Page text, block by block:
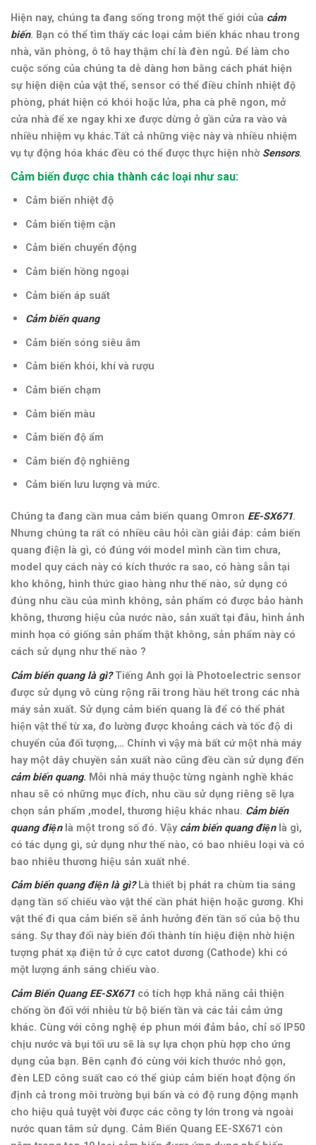
Hiện nay, chúng ta đang sống trong một thế giới của cảm
biến. Bạn có thể tìm thấy các loại cảm biến khác nhau trong
nhà, văn phòng, ô tô hay thậm chí là đèn ngủ. Để làm cho
cuộc sống của chúng ta dễ dàng hơn bằng cách phát hiện
sự hiện diện của vật thể, sensor có thể điều chỉnh nhiệt độ
phòng, phát hiện có khói hoặc lửa, pha cà phê ngon, mở
cửa nhà để xe ngay khi xe được dừng ở gần cửa ra vào và
nhiều nhiệm vụ khác.Tất cả những việc này và nhiều nhiệm
vụ tự động hóa khác đều có thể được thực hiện nhờ Sensors.
Cảm biến được chia thành các loại như sau:
Cảm biến nhiệt độ
Cảm biến tiệm cận
Cảm biến chuyển động
Cảm biến hồng ngoại
Cảm biến áp suất
Cảm biến quang
Cảm biến sóng siêu âm
Cảm biến khói, khí và rượu
Cảm biến chạm
Cảm biến màu
Cảm biến độ ẩm
Cảm biến độ nghiêng
Cảm biến lưu lượng và mức.
Chúng ta đang cần mua cảm biến quang Omron EE-SX671.
Nhưng chúng ta rất có nhiều câu hỏi cần giải đáp: cảm biến
quang điện là gì, có đúng với model mình cần tìm chưa,
model quy cách này có kích thước ra sao, có hàng sẵn tại
kho không, hình thức giao hàng như thế nào, sử dụng có
đúng nhu cầu của mình không, sản phẩm có được bảo hành
không, thương hiệu của nước nào, sản xuất tại đâu, hình ảnh
minh họa có giống sản phẩm thật không, sản phẩm này có
cách sử dụng như thế nào ?
Cảm biến quang là gì?Tiếng Anh gọi là Photoelectric sensor
được sử dụng vô cùng rộng rãi trong hầu hết trong các nhà
máy sản xuất. Sử dụng cảm biến quang là để có thể phát
hiện vật thể từ xa, đo lường được khoảng cách và tốc độ di
chuyển của đối tượng,… Chính vì vậy mà bất cứ một nhà máy
hay một dây chuyền sản xuất nào cũng đều cần sử dụng đến
cảm biến quang. Mỗi nhà máy thuộc từng ngành nghề khác
nhau sẽ có những mục đích, nhu cầu sử dụng riêng sẽ lựa
chọn sản phẩm ,model, thương hiệu khác nhau. Cảm biến
quang điệnlà một trong số đó. Vậy cảm biến quang điệnlà gì,
có tác dụng gì, sử dụng như thế nào, có bao nhiêu loại và có
bao nhiêu thương hiệu sản xuất nhé.
Cảm biến quang điện là gì?Là thiết bị phát ra chùm tia sáng
dạng tần số chiếu vào vật thể cần phát hiện hoặc gương. Khi
vật thể đi qua cảm biến sẽ ảnh hưởng đến tần số của bộ thu
sáng. Sự thay đổi này biến đổi thành tín hiệu điện nhờ hiện
tượng phát xạ điện tử ở cực catot dương (Cathode) khi có
một lượng ánh sáng chiếu vào.
Cảm Biến Quang EE-SX671 có tích hợp khả năng cải thiện
chống ồn đối với nhiễu từ bộ biến tần và các tải cảm ứng
khác. Cùng với công nghệ ép phun mới đảm bảo, chỉ số IP50
chịu nước và bụi tối ưu sẽ là sự lựa chọn phù hợp cho ứng
dụng của bạn. Bên cạnh đó cùng với kích thước nhỏ gọn,
đèn LED công suất cao có thể giúp cảm biến hoạt động ổn
định cả trong môi trường bụi bẩn và có độ rung động mạnh
cho hiệu quả tuyệt vời được các công ty lớn trong và ngoài
nước quan tâm sử dụng. Cảm Biến Quang EE-SX671 còn